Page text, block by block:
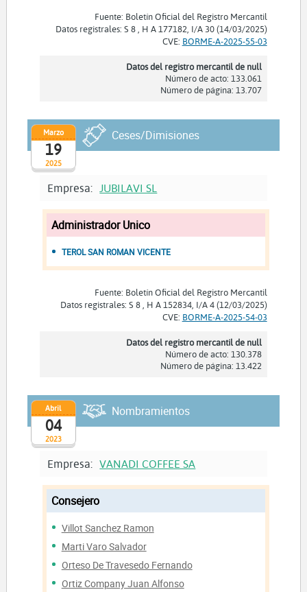
Fuente: Boletín Oficial del Registro Mercantil
Datos registrales: S 8 , H A 177182, I/A 30 (14/03/2025)
CVE: BORME-A-2025-55-03
Datos del registro mercantil de null
Número de acto: 133.061
Número de página: 13.707
2025
Marzo
19
Ceses/Dimisiones
Empresa: JUBILAVI SL
Administrador Unico
TEROL SAN ROMAN VICENTE
Fuente: Boletín Oficial del Registro Mercantil
Datos registrales: S 8 , H A 152834, I/A 4 (12/03/2025)
CVE: BORME-A-2025-54-03
Datos del registro mercantil de null
Número de acto: 130.378
Número de página: 13.422
2023
Abril
04
Nombramientos
Empresa: VANADI COFFEE SA
Consejero
Villot Sanchez Ramon
Marti Varo Salvador
Orteso De Travesedo Fernando
Ortiz Company Juan Alfonso